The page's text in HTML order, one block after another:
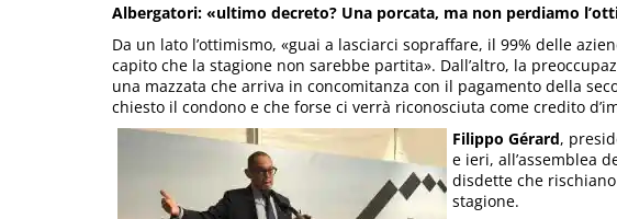
Albergatori: «ultimo decreto? Una porcata, ma non perdiamo
Da un lato l’ottimismo, «guai a lasciarci sopraffare, il 99% delle
capito che la stagione non sarebbe partita». Dall’altro, la
una mazzata che arriva in concomitanza con il pagamento della
chiesto il condono e che forse ci verrà riconosciuta come credito
Filippo Gérard,
e ieri, all’assemblea
disdette che
stagione.